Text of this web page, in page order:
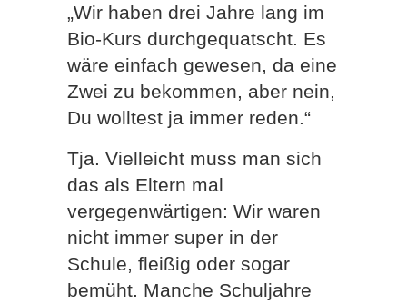
„Wir haben drei Jahre lang im
Bio-Kurs durchgequatscht. Es
wäre einfach gewesen, da eine
Zwei zu bekommen, aber nein,
Du wolltest ja immer reden.“
Tja. Vielleicht muss man sich
das als Eltern mal
vergegenwärtigen: Wir waren
nicht immer super in der
Schule, fleißig oder sogar
bemüht. Manche Schuljahre